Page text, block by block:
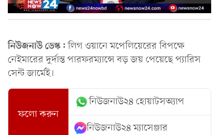
নিউজনাউ ডেস্ক:লিগ ওয়ানে মপেলিয়েরের বিপক্ষে
নেইমারের দুর্দান্ত পারফরম্যান্সে বড় জয় পেয়েছে প্যারিস
সেন্ট জার্মেই।
ফলো করুন
নিউজনাউ২৪ হোয়াটসঅ্যাপ
নিউজনাউ২৪ ম্যাসেঞ্জার